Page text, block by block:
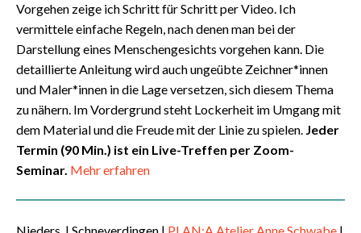
Vorgehen zeige ich Schritt für Schritt per Video. Ich
vermittele einfache Regeln, nach denen man bei der
Darstellung eines Menschengesichts vorgehen kann. Die
detaillierte Anleitung wird auch ungeübte Zeichner*innen
und Maler*innen in die Lage versetzen, sich diesem Thema
zu nähern. Im Vordergrund steht Lockerheit im Umgang mit
dem Material und die Freude mit der Linie zu spielen. Jeder
Termin (90 Min.) ist ein Live-Treffen per Zoom-
Seminar. Mehr erfahren